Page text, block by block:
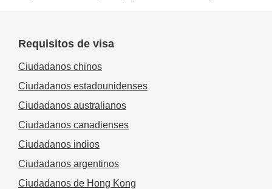
Requisitos de visa
Ciudadanos chinos
Ciudadanos estadounidenses
Ciudadanos australianos
Ciudadanos canadienses
Ciudadanos indios
Ciudadanos argentinos
Ciudadanos de Hong Kong